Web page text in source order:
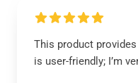
This product
is user-friendly; I’m